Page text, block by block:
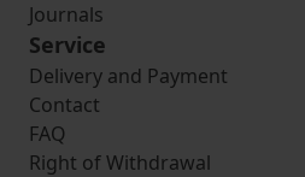
Journals
Service
Delivery and Payment
Contact
FAQ
Right of Withdrawal